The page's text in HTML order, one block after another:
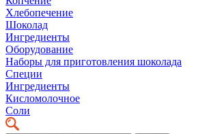
Хлебопечение
Шоколад
Ингредиенты
Оборудование
Наборы для приготовления шоколада
Специи
Ингредиенты
Кисломолочное
Соли